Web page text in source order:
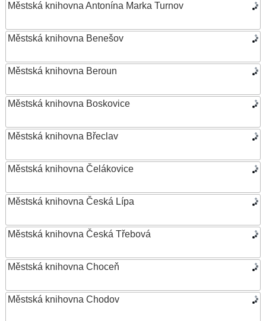
Městská knihovna Antonína Marka Turnov
Městská knihovna Benešov
Městská knihovna Beroun
Městská knihovna Boskovice
Městská knihovna Břeclav
Městská knihovna Čelákovice
Městská knihovna Česká Lípa
Městská knihovna Česká Třebová
Městská knihovna Choceň
Městská knihovna Chodov